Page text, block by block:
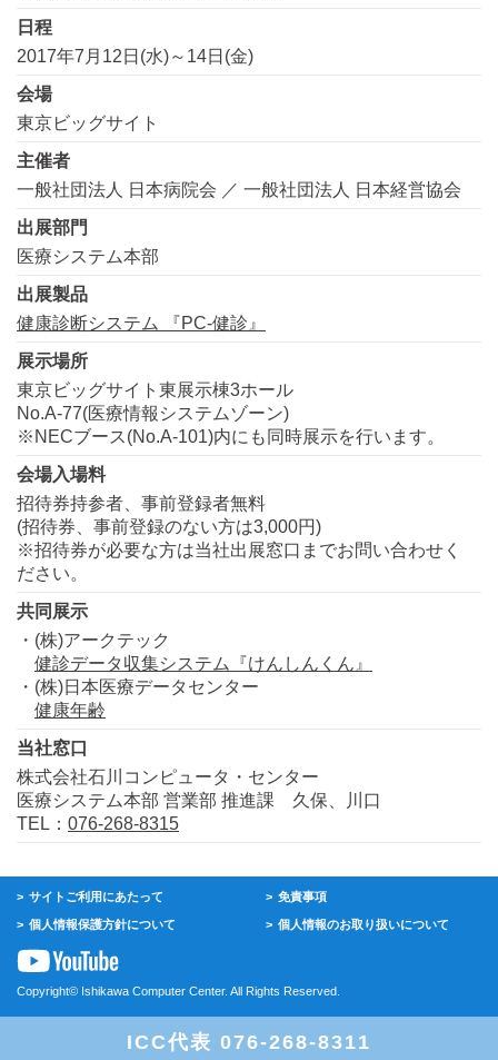
日程
2017年7月12日(水)～14日(金)
会場
東京ビッグサイト
主催者
一般社団法人 日本病院会 ／ 一般社団法人 日本経営協会
出展部門
医療システム本部
出展製品
健康診断システム 『PC-健診』
展示場所
東京ビッグサイト東展示棟3ホール
No.A-77(医療情報システムゾーン)
※NECブース(No.A-101)内にも同時展示を行います。
会場入場料
招待券持参者、事前登録者無料
(招待券、事前登録のない方は3,000円)
※招待券が必要な方は当社出展窓口までお問い合わせく
ださい。
共同展示
・(株)アークテック
健診データ収集システム『けんしんくん』
・(株)日本医療データセンター
健康年齢
当社窓口
株式会社石川コンピュータ・センター
医療システム本部 営業部 推進課 久保、川口
TEL： 076-268-8315
サイトご利用にあたって 免責事項
個人情報保護方針について 個人情報のお取り扱いについて
Copyright© Ishikawa Computer Center. All Rights Reserved.
ICC代表 076-268-8311